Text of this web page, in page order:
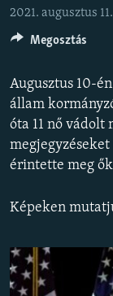
Ugrás
keresésre
VIDEÓK
ELEMZŐ
SZABADON
TÁRSADALOM
DEMOKRÁCIA
EURÓPAI UNIÓ
VILÁG
KLÍMAVÁLTOZÁS
2021. augusztus 11.
Augusztus 10-
állam
óta 11 nő vádolt
érintette meg
Képeken
Megosztás